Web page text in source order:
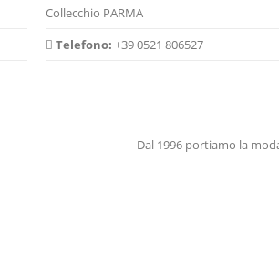
Collecchio PARMA
Telefono: +39 0521 806527
Dal 1996 portiamo la